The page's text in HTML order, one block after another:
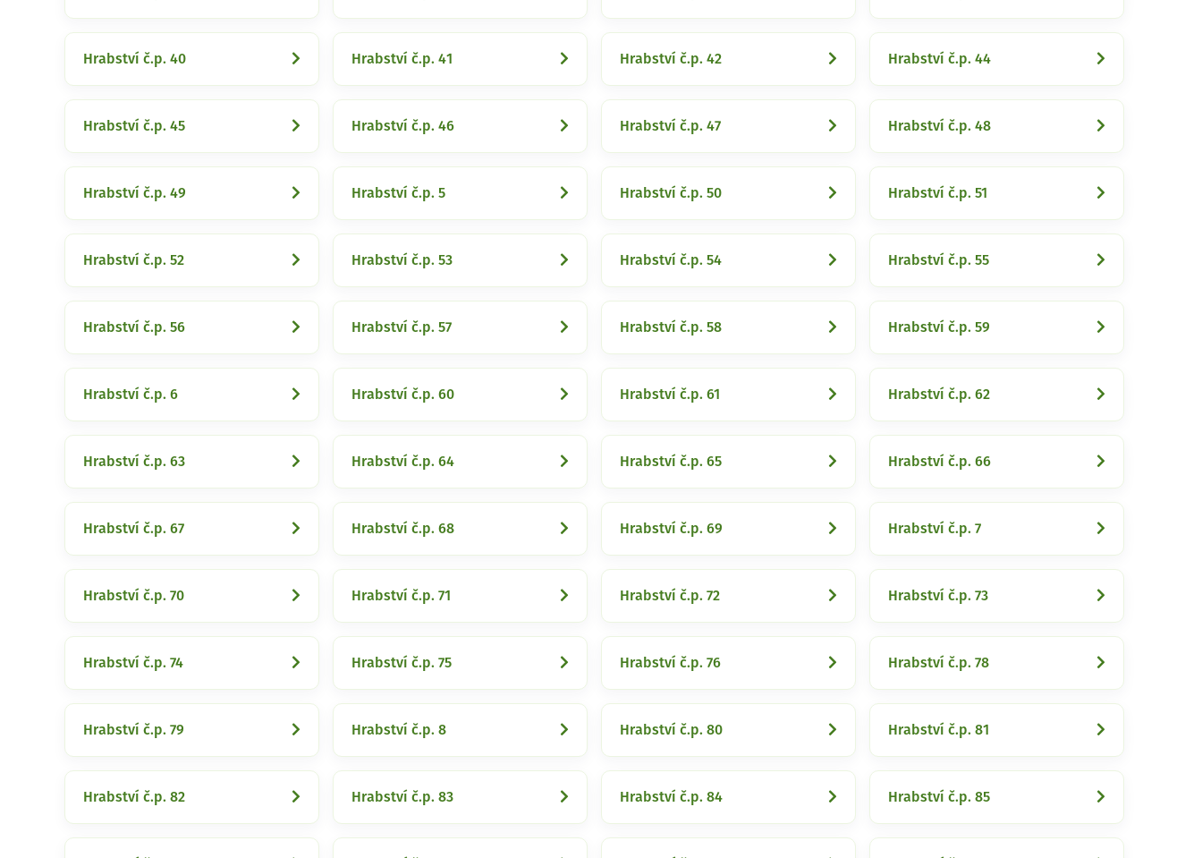
Hrabství č.p. 40 Hrabství č.p. 41 Hrabství č.p. 42 Hrabství č.p. 44
Hrabství č.p. 45 Hrabství č.p. 46 Hrabství č.p. 47 Hrabství č.p. 48
Hrabství č.p. 49 Hrabství č.p. 5 Hrabství č.p. 50 Hrabství č.p. 51
Hrabství č.p. 52 Hrabství č.p. 53 Hrabství č.p. 54 Hrabství č.p. 55
Hrabství č.p. 56 Hrabství č.p. 57 Hrabství č.p. 58 Hrabství č.p. 59
Hrabství č.p. 6 Hrabství č.p. 60 Hrabství č.p. 61 Hrabství č.p. 62
Hrabství č.p. 63 Hrabství č.p. 64 Hrabství č.p. 65 Hrabství č.p. 66
Hrabství č.p. 67 Hrabství č.p. 68 Hrabství č.p. 69 Hrabství č.p. 7
Hrabství č.p. 70 Hrabství č.p. 71 Hrabství č.p. 72 Hrabství č.p. 73
Hrabství č.p. 74 Hrabství č.p. 75 Hrabství č.p. 76 Hrabství č.p. 78
Hrabství č.p. 79 Hrabství č.p. 8 Hrabství č.p. 80 Hrabství č.p. 81
Hrabství č.p. 82 Hrabství č.p. 83 Hrabství č.p. 84 Hrabství č.p. 85